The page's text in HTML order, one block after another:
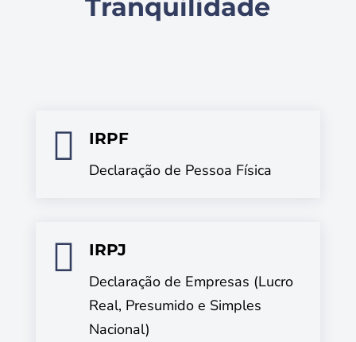
Tranquilidade

IRPF
Declaração de Pessoa Física

IRPJ
Declaração de Empresas (Lucro
Real, Presumido e Simples
Nacional)